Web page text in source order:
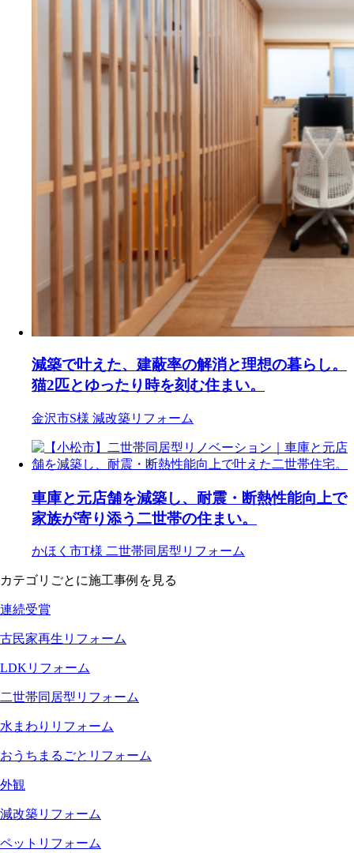
減築で叶えた、建蔽率の解消と理想の暮らし。
猫2匹とゆったり時を刻む住まい。
金沢市S様 減改築リフォーム
車庫と元店舗を減築し、耐震・断熱性能向上で
家族が寄り添う二世帯の住まい。
かほく市T様 二世帯同居型リフォーム
カテゴリごとに施工事例を見る
連続受賞
古民家再生リフォーム
LDKリフォーム
二世帯同居型リフォーム
水まわりリフォーム
おうちまるごとリフォーム
外観
減改築リフォーム
ペットリフォーム